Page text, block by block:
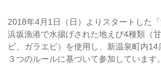
2018年4月1日（日）よりスタートした
浜坂漁港で水揚げされた地えび4種類（
ビ、ガラエビ）を使用し、新温泉町内
３つのルールに基づいて参加しています。